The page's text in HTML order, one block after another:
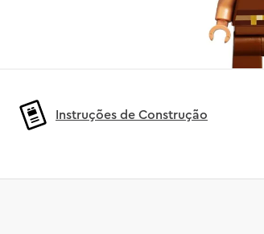
Instruções de Construção